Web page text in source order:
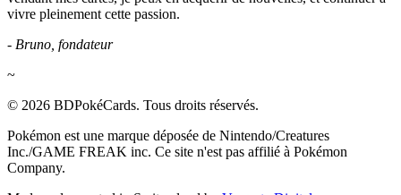
vivre pleinement cette passion.
- Bruno, fondateur
~
© 2026 BDPokéCards. Tous droits réservés.
Pokémon est une marque déposée de Nintendo/Creatures
Inc./GAME FREAK inc. Ce site n'est pas affilié à Pokémon
Company.